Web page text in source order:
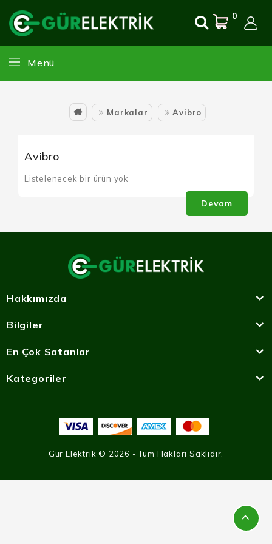
0
Menü
Markalar Avibro
Avibro
Listelenecek bir ürün yok
Devam
Hakkımızda
Bilgiler
En Çok Satanlar
Kategoriler
Gür Elektrik © 2026 - Tüm Hakları Saklıdır.